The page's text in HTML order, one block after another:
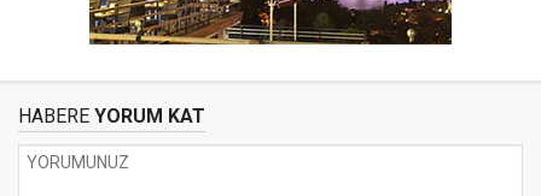
HABERE YORUM KAT